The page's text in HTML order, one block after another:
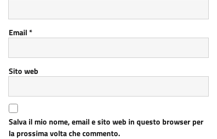
Email*
Sito web
Salva il mio nome, email e sito web in questo browser per
la prossima volta che commento.